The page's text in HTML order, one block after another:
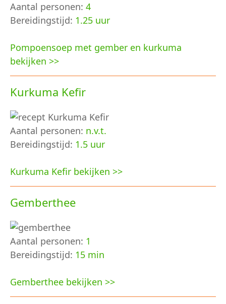
Aantal personen: 4
Bereidingstijd: 1.25 uur
Pompoensoep met gember en kurkuma
bekijken >>
Kurkuma Kefir
Aantal personen: n.v.t.
Bereidingstijd: 1.5 uur
Kurkuma Kefir bekijken >>
Gemberthee
Aantal personen: 1
Bereidingstijd: 15 min
Gemberthee bekijken >>